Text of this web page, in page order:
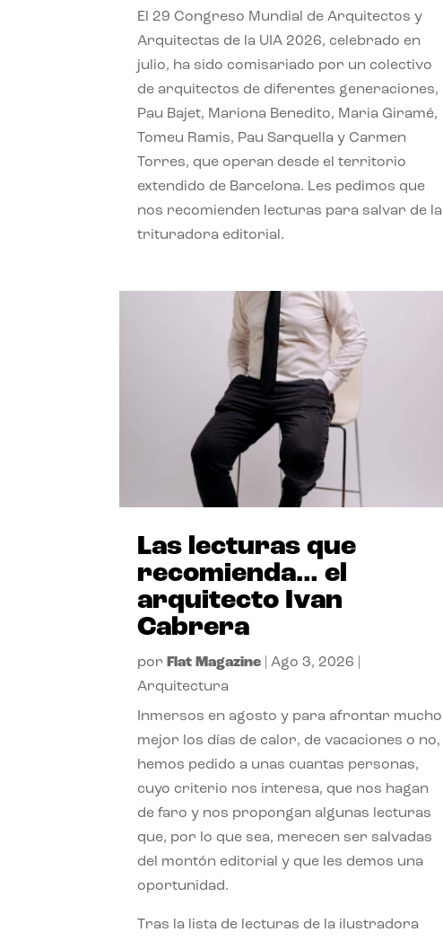
El 29 Congreso Mundial de Arquitectos y
Arquitectas de la UIA 2026, celebrado en
julio, ha sido comisariado por un colectivo
de arquitectos de diferentes generaciones,
Pau Bajet, Mariona Benedito, Maria Giramé,
Tomeu Ramis, Pau Sarquella y Carmen
Torres, que operan desde el territorio
extendido de Barcelona. Les pedimos que
nos recomienden lecturas para salvar de la
trituradora editorial.
Las lecturas que
recomienda… el
arquitecto Ivan
Cabrera
por Flat Magazine |Ago 3, 2026
Arquitectura
Inmersos en agosto y para afrontar mucho
mejor los días de calor, de vacaciones o no,
hemos pedido a unas cuantas personas,
cuyo criterio nos interesa, que nos hagan
de faro y nos propongan algunas lecturas
que, por lo que sea, merecen ser salvadas
del montón editorial y que les demos una
oportunidad.
Tras la lista de lecturas de la ilustradora